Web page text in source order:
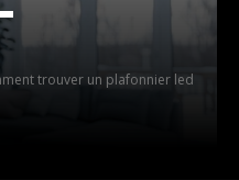
trouver un plafonnier led